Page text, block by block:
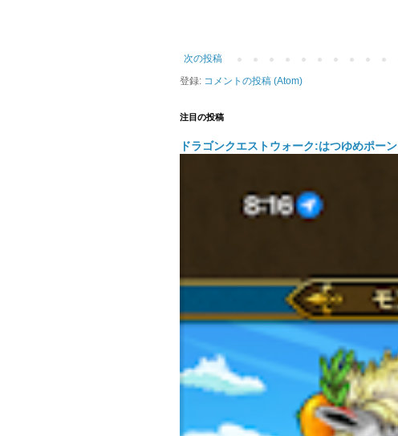
次の投稿
登録: コメントの投稿 (Atom)
注目の投稿
ドラゴンクエストウォーク:はつゆめポーン